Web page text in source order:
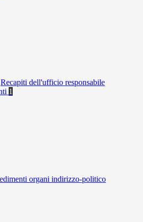
Recapiti dell'ufficio responsabile
1
organi indirizzo-politico